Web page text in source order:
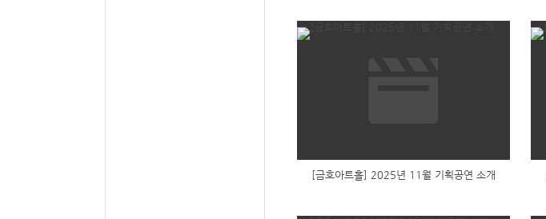
[금호아트홀] 2025년 11월 기획공연 소개